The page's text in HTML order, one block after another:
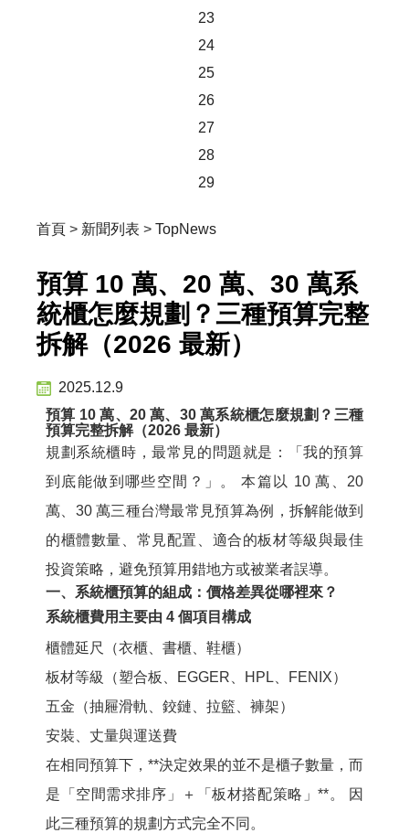
23
24
25
26
27
28
29
首頁 > 新聞列表 > TopNews
預算 10 萬、20 萬、30 萬系
統櫃怎麼規劃？三種預算完整
拆解（2026 最新）
2025.12.9
預算 10 萬、20 萬、30 萬系統櫃怎麼規劃？三種
預算完整拆解（2026 最新）
規劃系統櫃時，最常見的問題就是：「我的預算
到底能做到哪些空間？」。 本篇以 10 萬、20
萬、30 萬三種台灣最常見預算為例，拆解能做到
的櫃體數量、常見配置、適合的板材等級與最佳
投資策略，避免預算用錯地方或被業者誤導。
一、系統櫃預算的組成：價格差異從哪裡來？
系統櫃費用主要由 4 個項目構成
櫃體延尺（衣櫃、書櫃、鞋櫃）
板材等級（塑合板、EGGER、HPL、FENIX）
五金（抽屜滑軌、鉸鏈、拉籃、褲架）
安裝、丈量與運送費
在相同預算下，**決定效果的並不是櫃子數量，而
是「空間需求排序」＋「板材搭配策略」**。 因
此三種預算的規劃方式完全不同。